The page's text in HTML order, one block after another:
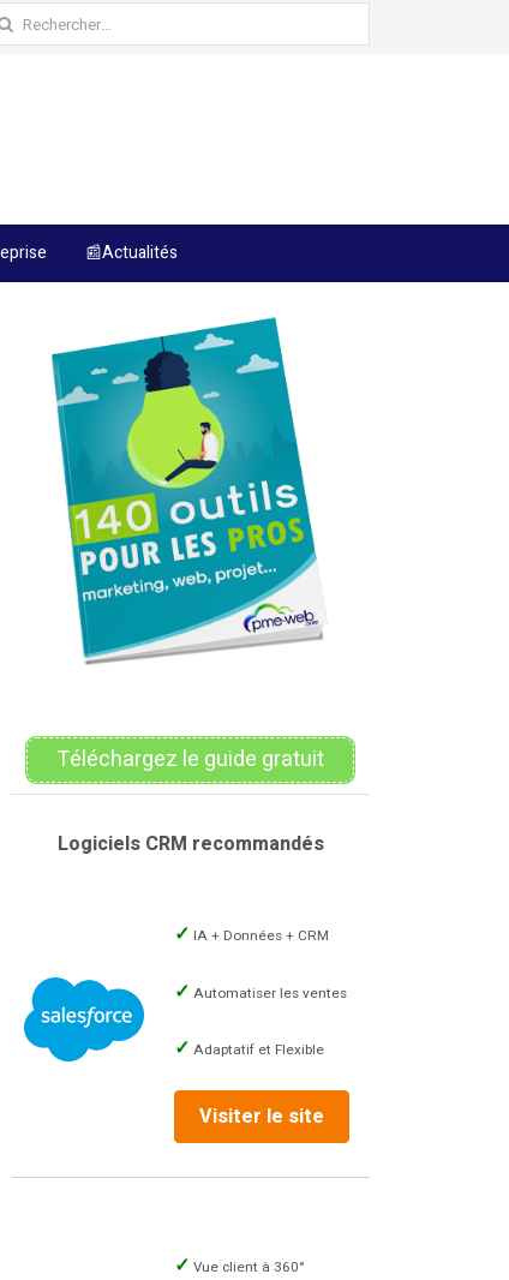
:
📰Actualités
Téléchargez le guide gratuit
Logiciels CRM recommandés
IA + Données + CRM
Automatiser les ventes
Adaptatif et Flexible
Visiter le site
Vue client à 360°